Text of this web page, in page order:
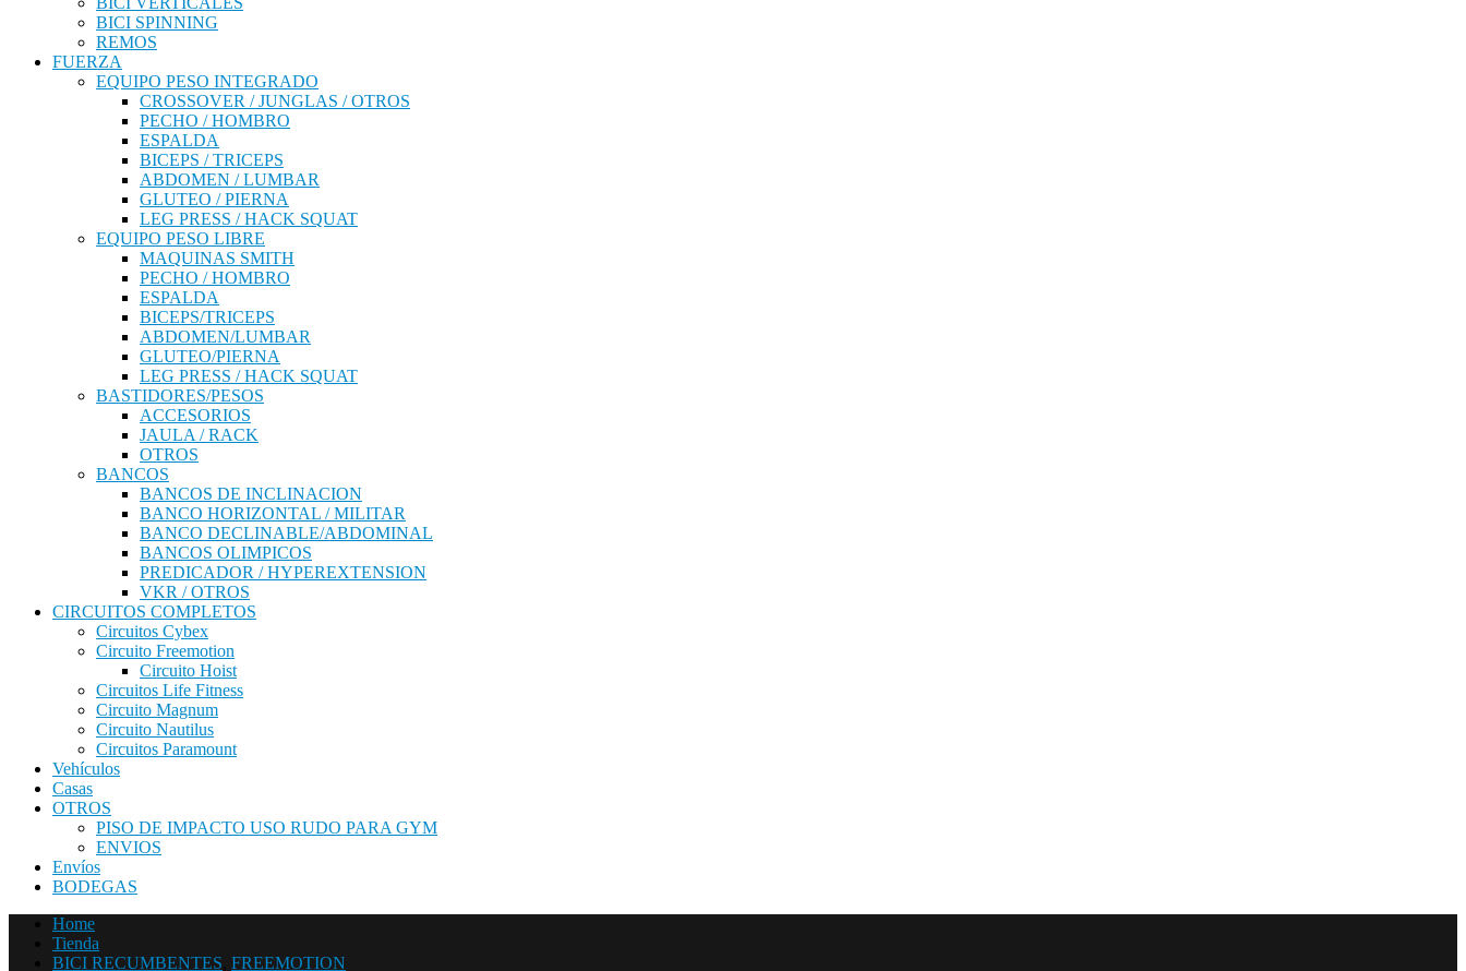
BICI SPINNING
REMOS
FUERZA
EQUIPO PESO INTEGRADO
CROSSOVER / JUNGLAS / OTROS
PECHO / HOMBRO
ESPALDA
BICEPS / TRICEPS
ABDOMEN / LUMBAR
GLUTEO / PIERNA
LEG PRESS / HACK SQUAT
EQUIPO PESO LIBRE
MAQUINAS SMITH
PECHO / HOMBRO
ESPALDA
BICEPS/TRICEPS
ABDOMEN/LUMBAR
GLUTEO/PIERNA
LEG PRESS / HACK SQUAT
BASTIDORES/PESOS
ACCESORIOS
JAULA / RACK
OTROS
BANCOS
BANCOS DE INCLINACION
BANCO HORIZONTAL / MILITAR
BANCO DECLINABLE/ABDOMINAL
BANCOS OLIMPICOS
PREDICADOR / HYPEREXTENSION
VKR / OTROS
CIRCUITOS COMPLETOS
Circuitos Cybex
Circuito Freemotion
Circuito Hoist
Circuitos Life Fitness
Circuito Magnum
Circuito Nautilus
Circuitos Paramount
Vehículos
Casas
OTROS
PISO DE IMPACTO USO RUDO PARA GYM
ENVIOS
Envíos
BODEGAS
Home
Tienda
BICI RECUMBENTES FREEMOTION